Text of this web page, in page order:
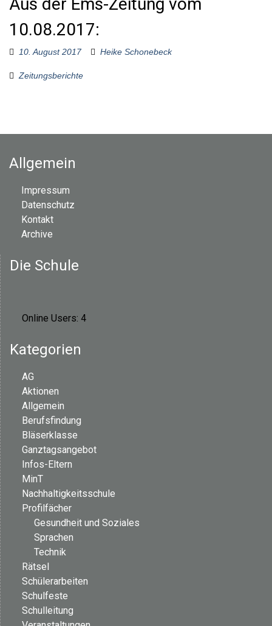
10.08.2017:
10. August 2017 Heike Schonebeck
Zeitungsberichte
Allgemein
Impressum
Datenschutz
Kontakt
Archive
Die Schule
Online Users: 4
Kategorien
AG
Aktionen
Allgemein
Berufsfindung
Bläserklasse
Ganztagsangebot
Infos-Eltern
MinT
Nachhaltigkeitsschule
Profilfächer
Gesundheit und Soziales
Sprachen
Technik
Rätsel
Schülerarbeiten
Schulfeste
Schulleitung